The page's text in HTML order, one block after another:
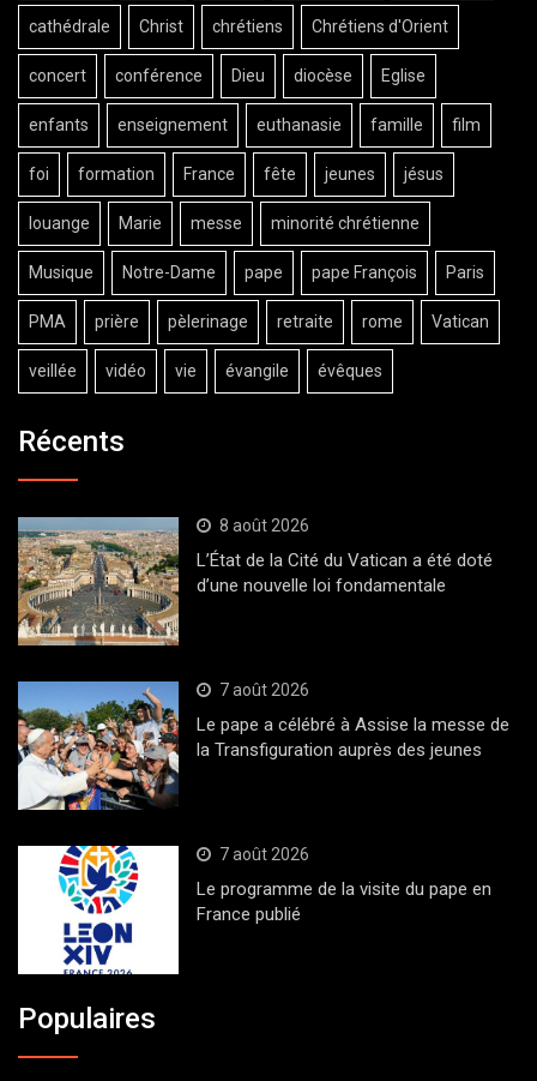
cathédrale Christ chrétiens Chrétiens d'Orient
concert conférence Dieu diocèse Eglise
enfants enseignement euthanasie famille film
foi formation France fête jeunes jésus
louange Marie messe minorité chrétienne
Musique Notre-Dame pape pape François Paris
PMA prière pèlerinage retraite rome Vatican
veillée vidéo vie évangile évêques
Récents
8 août 2026
L’État de la Cité du Vatican a été doté
d’une nouvelle loi fondamentale
7 août 2026
Le pape a célébré à Assise la messe de
la Transfiguration auprès des jeunes
7 août 2026
Le programme de la visite du pape en
France publié
Populaires